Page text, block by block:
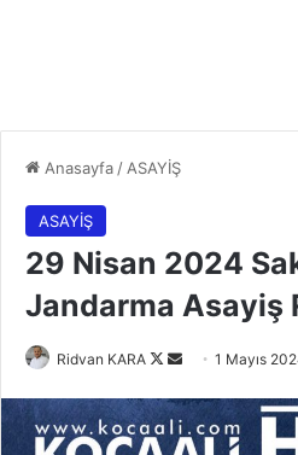
Anasayfa / ASAYİŞ
ASAYİŞ
29 Nisan 2024
Jandarma Asayiş
Ridvan KARA
Follow
X
Bir
posta
göndermek
1 Mayıs